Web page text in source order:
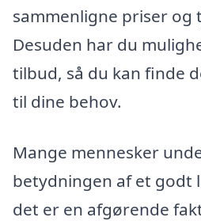
sammenligne priser og
Desuden har du
tilbud, så du kan finde
til dine behov.
Mange mennesker
betydningen af et godt
det er en afgørende